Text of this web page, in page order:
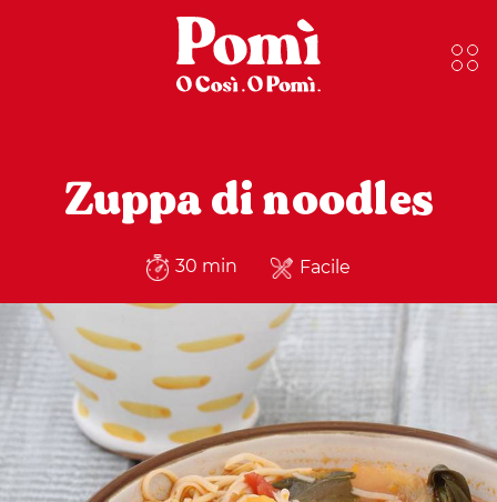
Zuppa di noodles
30 min Facile